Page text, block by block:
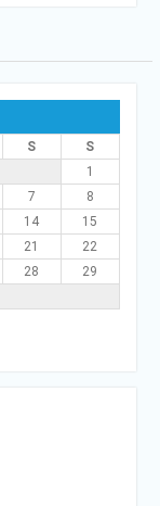
S
S
1
7
8
14
15
21
22
28
29